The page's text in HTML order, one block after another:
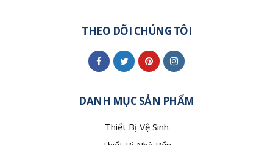
THEO DÕI CHÚNG TÔI
DANH MỤC SẢN PHẨM
Thiết Bị Vệ Sinh